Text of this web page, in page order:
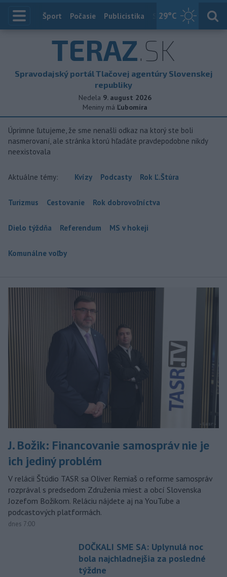
29°C
Index
Šport Počasie Publicistika Slovensko
TERAZ.SK
Spravodajský portál Tlačovej agentúry Slovenskej
republiky
Nedela 9. august 2026
Meniny má Ľubomíra
Úprimne ľutujeme, že sme nenašli odkaz na ktorý ste boli
nasmerovaní, ale stránka ktorú hľadáte pravdepodobne nikdy
neexistovala
Aktuálne témy: Kvízy Podcasty Rok Ľ.Štúra
Turizmus Cestovanie Rok dobrovoľníctva
Dielo týždňa Referendum MS v hokeji
Komunálne voľby
J. Božik: Financovanie samospráv nie je
ich jediný problém
V relácii Štúdio TASR sa Oliver Remiaš o reforme samospráv
rozprával s predsedom Združenia miest a obcí Slovenska
Jozefom Božikom. Reláciu nájdete aj na YouTube a
podcastových platformách.
dnes 7:00
DOČKALI SME SA: Uplynulá noc
bola najchladnejšia za posledné
týždne